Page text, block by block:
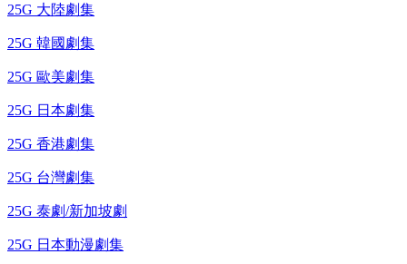
25G 大陸劇集
25G 韓國劇集
25G 歐美劇集
25G 日本劇集
25G 香港劇集
25G 台灣劇集
25G 泰劇/新加坡劇
25G 日本動漫劇集